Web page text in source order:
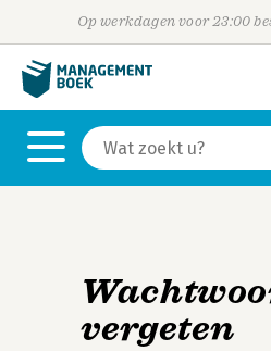
Op werkdagen voor 23:00
vergeten